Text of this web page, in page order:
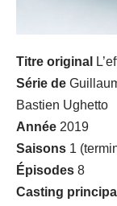
Titre original
Série de
Bastien Ughetto
Année 2019
Saisons 1
Épisodes 8
Casting principal